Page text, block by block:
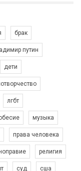
Зупинимо насильство проти ЛГБТ в Україні! Stop violence against LGBT in Ukraine!
PACT, який
з протидії
брак
путин
дети
лгбт
музыка
права человека
религия
суд сша